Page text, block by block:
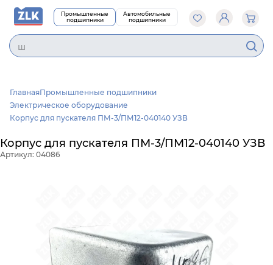
Промышленные
подшипники
Автомобильные
подшипники
ГлавнаяПромышленные подшипники
Электрическое оборудование
Корпус для пускателя ПМ-3/ПМ12-040140 УЗВ
Корпус для пускателя ПМ-3/ПМ12-040140 УЗВ
Артикул: 04086